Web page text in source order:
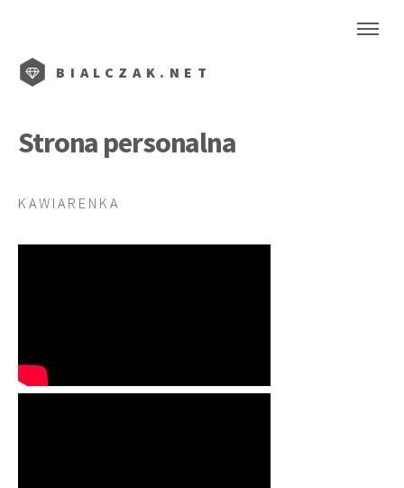
BIALCZAK.NET
Strona personalna
K A W I A R E N K A